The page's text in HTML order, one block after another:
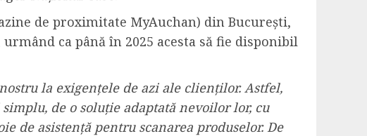
de proximitate MyAuchan) din București,
ca până în 2025 acesta să fie disponibil
la exigențele de azi ale clienților. Astfel,
de o soluție adaptată nevoilor lor, cu
de asistență pentru scanarea produselor. De